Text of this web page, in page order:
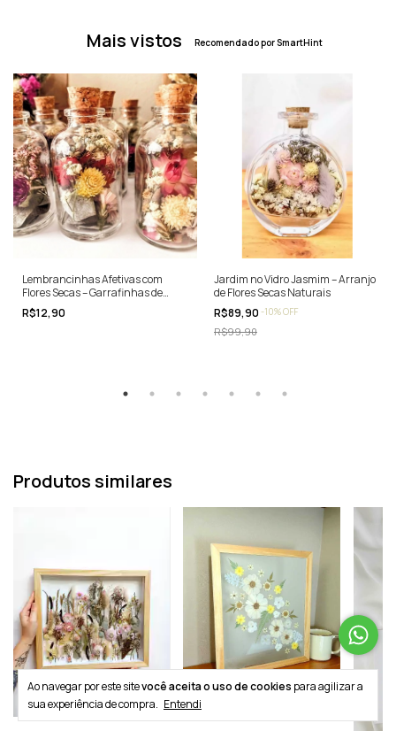
Ao navegar por este sitevocê aceita o uso de cookies para agilizar a
sua experiência de compra. Entendi
Mais vistos Recomendado por SmartHint
Lembrancinhas Afetivas com
Flores Secas – Garrafinhas de
Vidro
R$12,90
Jardim no Vidro Jasmim – Arranjo
de Flores Secas Naturais
R$89,90 -10% OFF
R$99,90
Produtos similares